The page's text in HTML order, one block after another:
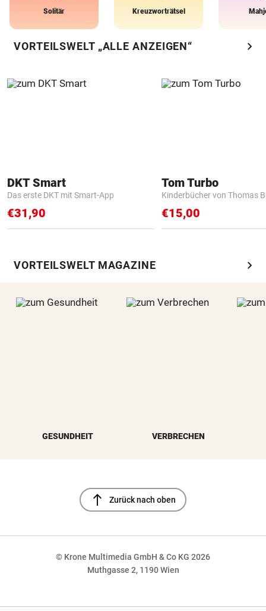
Solitär Kreuzworträtsel
VORTEILSWELT „ALLE ANZEIGEN“ chevron_right
DKT Smart
Das erste DKT mit Smart-App
€31,90
Tom Turbo
Kinderbücher von Thomas
€15,00
VORTEILSWELT MAGAZINE chevron_right
GESUNDHEIT VERBRECHEN
north Zurück nach oben
© Krone Multimedia GmbH & Co KG 2026
Muthgasse 2, 1190 Wien